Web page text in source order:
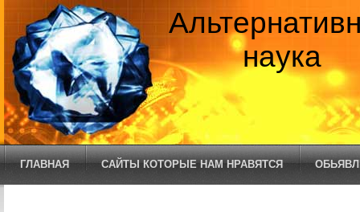
наука
ГЛАВНАЯ САЙТЫ КОТОРЫЕ НАМ НРАВЯТСЯ